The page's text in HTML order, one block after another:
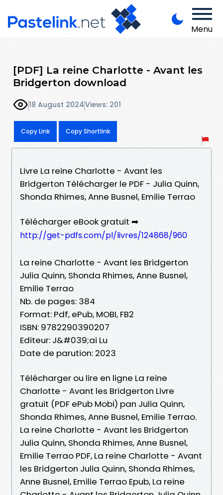
Menu
[PDF] La reine Charlotte - Avant les
Bridgerton download
18 August 2024Views: 201
Copy Link Copy Shortlink
Livre La reine Charlotte - Avant les
Bridgerton Télécharger le PDF - Julia Quinn,
Shonda Rhimes, Anne Busnel, Emilie Terrao
Télécharger eBook gratuit ➡
http://get-pdfs.com/pl/livres/124868/960
La reine Charlotte - Avant les Bridgerton
Julia Quinn, Shonda Rhimes, Anne Busnel,
Emilie Terrao
Nb. de pages: 384
Format: Pdf, ePub, MOBI, FB2
ISBN: 9782290390207
Editeur: J&#039;ai Lu
Date de parution: 2023
Télécharger ou lire en ligne La reine
Charlotte - Avant les Bridgerton Livre
gratuit (PDF ePub Mobi) pan Julia Quinn,
Shonda Rhimes, Anne Busnel, Emilie Terrao.
La reine Charlotte - Avant les Bridgerton
Julia Quinn, Shonda Rhimes, Anne Busnel,
Emilie Terrao PDF, La reine Charlotte - Avant
les Bridgerton Julia Quinn, Shonda Rhimes,
Anne Busnel, Emilie Terrao Epub, La reine